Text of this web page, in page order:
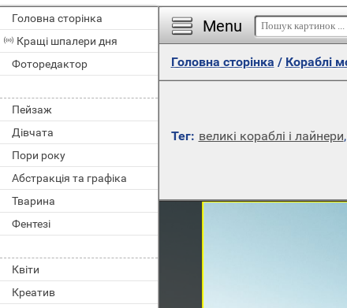
Головна сторінка
Кращі шпалери дня
Фоторедактор
Пейзаж
Дівчата
Пори року
Абстракція та графіка
Тварина
Фентезі
Квіти
Креатив
Menu
Головна сторінка / Кораблі
Тег: великі кораблі і лайнери,